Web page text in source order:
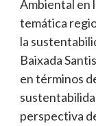
Ambiental en
temática
la
Baixada
en términos
perspectiva